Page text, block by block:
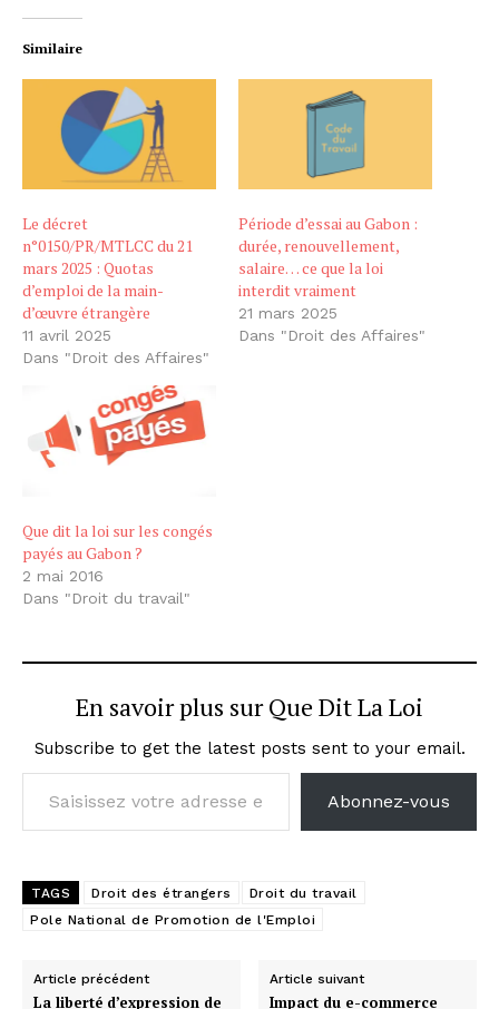
Similaire
Le décret
n°0150/PR/MTLCC du 21
mars 2025 : Quotas
d’emploi de la main-
d’œuvre étrangère
11 avril 2025
Dans "Droit des Affaires"
Période d’essai au Gabon :
durée, renouvellement,
salaire… ce que la loi
interdit vraiment
21 mars 2025
Dans "Droit des Affaires"
Que dit la loi sur les congés
payés au Gabon ?
2 mai 2016
Dans "Droit du travail"
En savoir plus sur Que Dit La Loi
Subscribe to get the latest posts sent to your email.
Saisissez votre adresse e-mail…
Abonnez-vous
TAGS Droit des étrangers
Droit du travail
Pole National de Promotion de l'Emploi
Article précédent
La liberté d’expression de
Article suivant
Impact du e-commerce